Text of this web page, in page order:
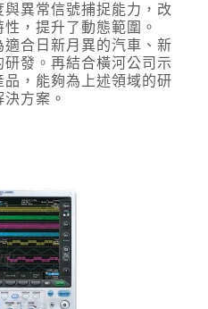
異常信號捕捉能力，改
，提升了動態範圍。
合日新月異的汽車、新
發。再結合橫河公司示
，能夠為上述領域的研
方案。